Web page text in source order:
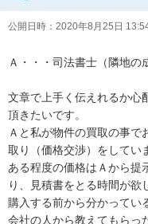
公開日時： 2020年8月25日
Ａ・・・司法書士（隣地の
文章で上手く伝えれるか心
頂きたいです。
Ａと私が物件の買取の事で
取り（価格交渉）をしてい
ある程度の価格はＡから提
り、見積書をとる時間が欲
購入する前から分かってい
会社の人から教えてもらっ